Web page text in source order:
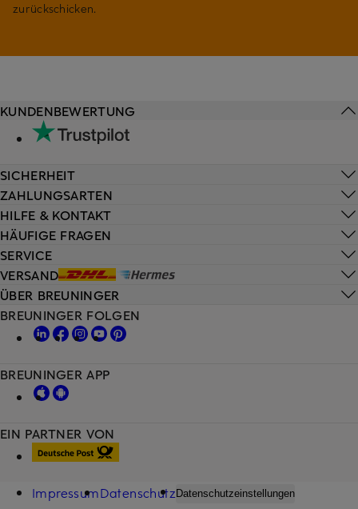
zurückschicken.
HILFE & KONTAKT
HÄUFIGE FRAGEN
SERVICE
VERSAND
KUNDENBEWERTUNG
SICHERHEIT
ZAHLUNGSARTEN
ÜBER BREUNINGER
EIN PARTNER VON
BREUNINGER FOLGEN
BREUNINGER APP
ImpressumDatenschutz Datenschutzeinstellungen